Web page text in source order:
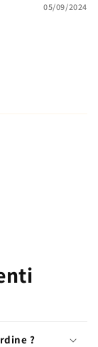
05/09/2024
?